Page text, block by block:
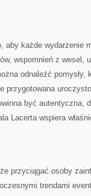
aby każde wydarzenie
wspomnień z wesel,
odnaleźć pomysły,
przygotowana
być autentyczna,
Lacerta wspiera
przyciągać osoby
trendami